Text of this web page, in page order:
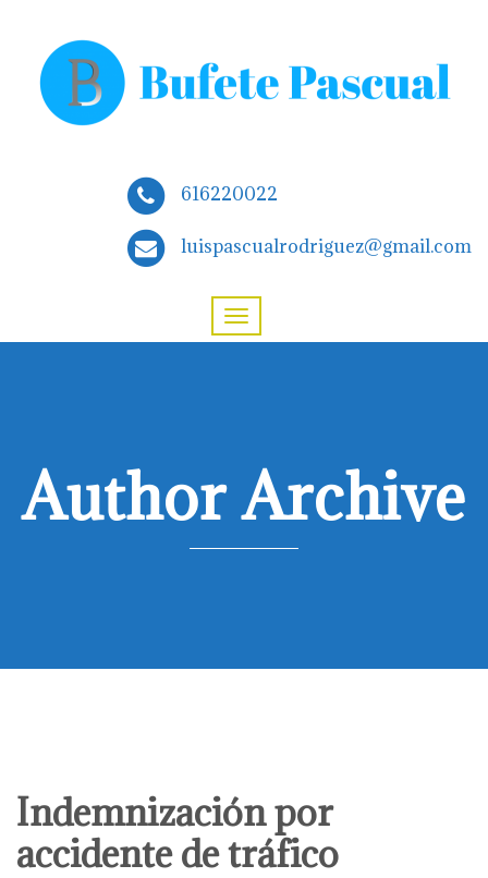
616220022
luispascualrodriguez@gmail.com
Author Archive
Indemnización por
accidente de tráfico